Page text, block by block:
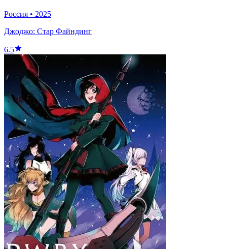
Россия • 2025
Джоджо: Стар Файндинг
6.5